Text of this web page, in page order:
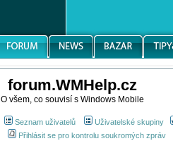
forum.WMHelp.cz
O všem, co souvisí s Windows Mobile
Seznam uživatelů Uživatelské skupiny
Přihlásit se pro kontrolu soukromých zpráv